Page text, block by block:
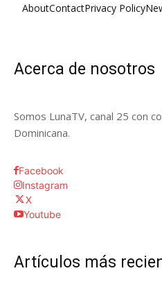
AboutContactPrivacy Policy
Acerca de nosotros
Somos LunaTV, canal 25 con
Dominicana.
Facebook
Instagram
X
Youtube
Artículos más